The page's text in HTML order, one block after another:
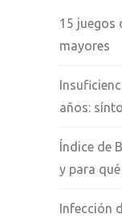
15 juegos
mayores
años:
Índice de
y para
Infección